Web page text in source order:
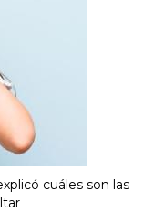
cuáles son las